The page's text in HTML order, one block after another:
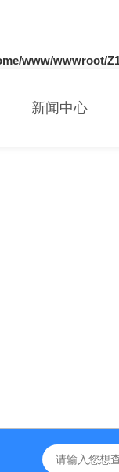
www/wwwroot/
新闻中心
经和肌肉刺激理疗